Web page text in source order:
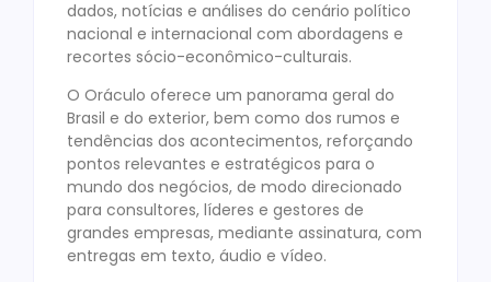
dados, notícias e análises do cenário político
nacional e internacional com abordagens e
recortes sócio-econômico-culturais.
O Oráculo oferece um panorama geral do
Brasil e do exterior, bem como dos rumos e
tendências dos acontecimentos, reforçando
pontos relevantes e estratégicos para o
mundo dos negócios, de modo direcionado
para consultores, líderes e gestores de
grandes empresas, mediante assinatura, com
entregas em texto, áudio e vídeo.